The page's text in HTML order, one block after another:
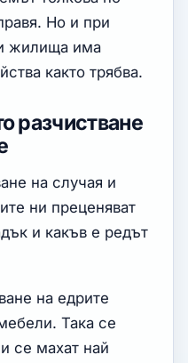
Но и при
жилища има
както трябва.
разчистване
на случая и
ни преценяват
и какъв е редът
на едрите
Така се
се махат най